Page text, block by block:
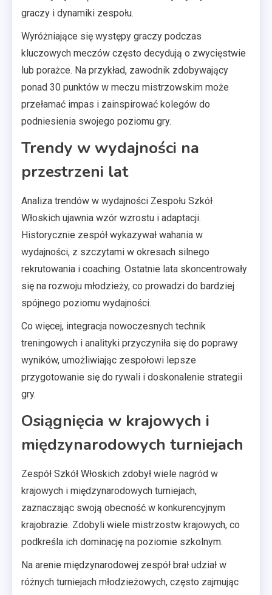
graczy i dynamiki zespołu.
Wyróżniające się występy graczy podczas
kluczowych meczów często decydują o zwycięstwie
lub porażce. Na przykład, zawodnik zdobywający
ponad 30 punktów w meczu mistrzowskim może
przełamać impas i zainspirować kolegów do
podniesienia swojego poziomu gry.
Trendy w wydajności na
przestrzeni lat
Analiza trendów w wydajności Zespołu Szkół
Włoskich ujawnia wzór wzrostu i adaptacji.
Historycznie zespół wykazywał wahania w
wydajności, z szczytami w okresach silnego
rekrutowania i coaching. Ostatnie lata skoncentrowały
się na rozwoju młodzieży, co prowadzi do bardziej
spójnego poziomu wydajności.
Co więcej, integracja nowoczesnych technik
treningowych i analityki przyczyniła się do poprawy
wyników, umożliwiając zespołowi lepsze
przygotowanie się do rywali i doskonalenie strategii
gry.
Osiągnięcia w krajowych i
międzynarodowych turniejach
Zespół Szkół Włoskich zdobył wiele nagród w
krajowych i międzynarodowych turniejach,
zaznaczając swoją obecność w konkurencyjnym
krajobrazie. Zdobyli wiele mistrzostw krajowych, co
podkreśla ich dominację na poziomie szkolnym.
Na arenie międzynarodowej zespół brał udział w
różnych turniejach młodzieżowych, często zajmując